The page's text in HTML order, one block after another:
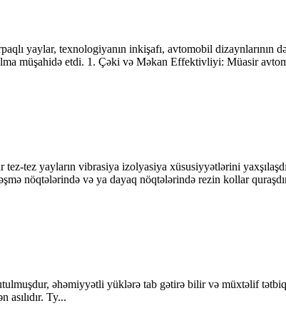
yaylar, texnologiyanın inkişafı, avtomobil dizaynlarının
müşahidə etdi. 1. Çəki və Məkan Effektivliyi: Müasir
tez yayların vibrasiya izolyasiya xüsusiyyətlərini
nöqtələrində və ya dayaq nöqtələrində rezin kollar
əhəmiyyətli yüklərə tab gətirə bilir və müxtəlif
asılıdır. Ty...